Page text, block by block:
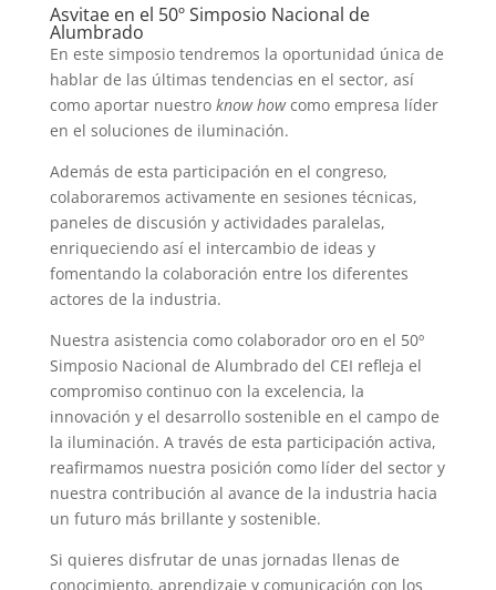
Asvitae en el 50º Simposio Nacional de
Alumbrado
En este simposio tendremos la oportunidad única de
hablar de las últimas tendencias en el sector, así
como aportar nuestro know howcomo empresa líder
en el soluciones de iluminación.
Además de esta participación en el congreso,
colaboraremos activamente en sesiones técnicas,
paneles de discusión y actividades paralelas,
enriqueciendo así el intercambio de ideas y
fomentando la colaboración entre los diferentes
actores de la industria.
Nuestra asistencia como colaborador oro en el 50º
Simposio Nacional de Alumbrado del CEI refleja el
compromiso continuo con la excelencia, la
innovación y el desarrollo sostenible en el campo de
la iluminación. A través de esta participación activa,
reafirmamos nuestra posición como líder del sector y
nuestra contribución al avance de la industria hacia
un futuro más brillante y sostenible.
Si quieres disfrutar de unas jornadas llenas de
conocimiento, aprendizaje y comunicación con los